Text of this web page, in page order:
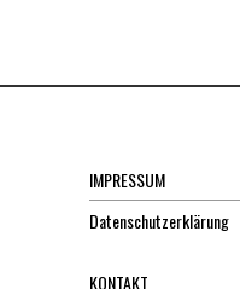
IMPRESSUM
Datenschutzerklärung
KONTAKT